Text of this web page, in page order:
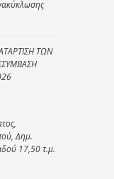
ΤΩΝ
Δημ.
17,50 τ.μ.